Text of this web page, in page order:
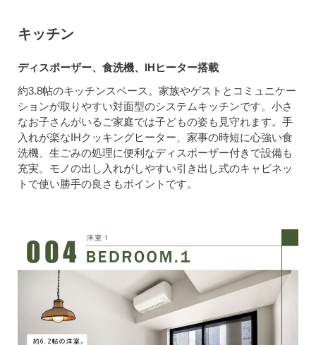
キッチン
ディスポーザー、食洗機、IHヒーター搭載
約3.8帖のキッチンスペース。家族やゲストとコミュニケー
ションが取りやすい対面型のシステムキッチンです。小さ
なお子さんがいるご家庭では子どもの姿も見守れます。手
入れが楽なIHクッキングヒーター、家事の時短に心強い食
洗機、生ごみの処理に便利なディスポーザー付きで設備も
充実。モノの出し入れがしやすい引き出し式のキャビネッ
トで使い勝手の良さもポイントです。